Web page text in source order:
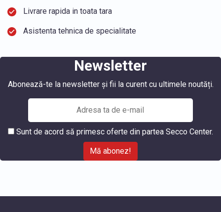
Livrare rapida in toata tara
Asistenta tehnica de specialitate
Newsletter
Abonează-te la newsletter și fii la curent cu ultimele noutăți.
Sunt de acord să primesc oferte din partea Secco Center.
Mă abonez!